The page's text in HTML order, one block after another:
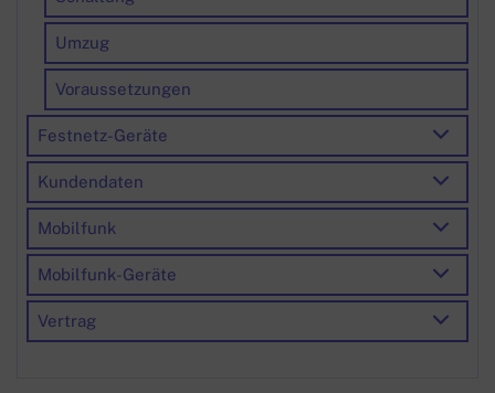
Umzug
Voraussetzungen
Festnetz-Geräte
Kundendaten
Mobilfunk
Mobilfunk-Geräte
Vertrag